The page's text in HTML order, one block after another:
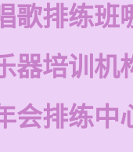
歌排练班
器培训机
会排练中